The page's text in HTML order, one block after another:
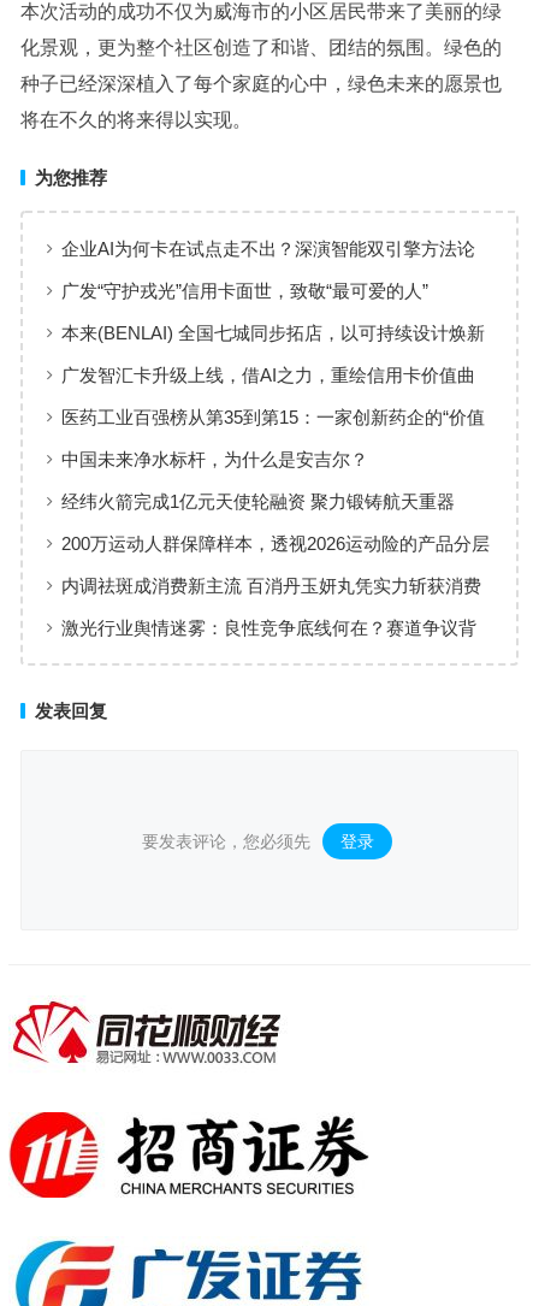
本次活动的成功不仅为威海市的小区居民带来了美丽的绿
化景观，更为整个社区创造了和谐、团结的氛围。绿色的
种子已经深深植入了每个家庭的心中，绿色未来的愿景也
将在不久的将来得以实现。
为您推荐
企业AI为何卡在试点走不出？深演智能双引擎方法论
回答：卡点不在模型，而在使用方式
广发“守护戎光”信用卡面世，致敬“最可爱的人”
本来(BENLAI) 全国七城同步拓店，以可持续设计焕新
品牌体验
广发智汇卡升级上线，借AI之力，重绘信用卡价值曲
线
医药工业百强榜从第35到第15：一家创新药企的“价值
增长”样本
中国未来净水标杆，为什么是安吉尔？
经纬火箭完成1亿元天使轮融资 聚力锻铸航天重器
200万运动人群保障样本，透视2026运动险的产品分层
与适配逻辑
内调祛斑成消费新主流 百消丹玉妍丸凭实力斩获消费
者认可
激光行业舆情迷雾：良性竞争底线何在？赛道争议背
发表回复
要发表评论，您必须先 登录 。